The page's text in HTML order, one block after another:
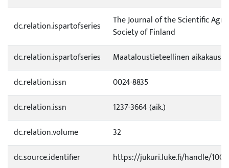
dc.relation.ispartofseries
The Journal of the Scientific
Society of Finland
dc.relation.ispartofseries
Maataloustieteellinen
dc.relation.issn
0024-8835
dc.relation.issn
1237-3664 (aik.)
dc.relation.volume
32
dc.source.identifier
https://jukuri.luke.fi/handle/